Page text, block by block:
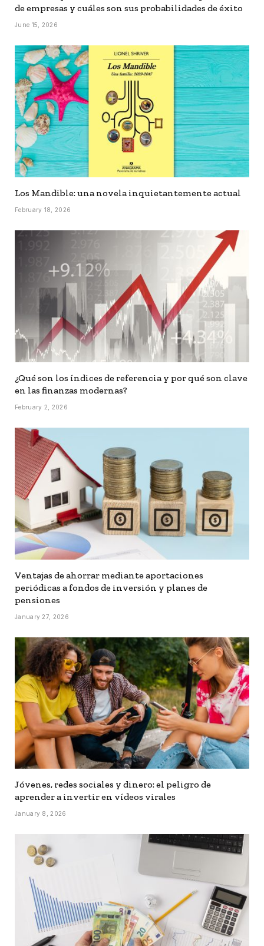
de empresas y cuáles son sus probabilidades de éxito
June 15, 2026
Los Mandible: una novela inquietantemente actual
February 18, 2026
¿Qué son los índices de referencia y por qué son clave
en las finanzas modernas?
February 2, 2026
Ventajas de ahorrar mediante aportaciones
periódicas a fondos de inversión y planes de
pensiones
January 27, 2026
Jóvenes, redes sociales y dinero: el peligro de
aprender a invertir en vídeos virales
January 8, 2026